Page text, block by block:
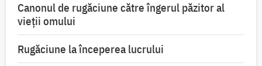
Canonul de rugăciune către îngerul păzitor al
vieții omului
Rugăciune la începerea lucrului